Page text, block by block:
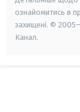
ознайомитись в
захищені. ©
Канал.